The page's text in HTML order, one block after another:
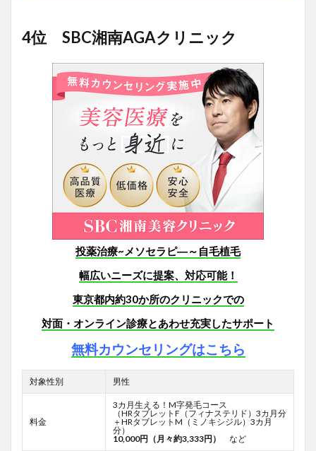
4位 SBC湘南AGAクリニック
投薬治療~メソセラピ―～自毛植毛
幅広いニーズに提案、対応可能！
東京都内約30か所のクリニックでの
対面・オンライン診療とあわせ充実したサポート
無料カウンセリングはこちら
対象性別 男性
料金
3カ月生える！M字発毛コース
（HRタブレットF （フィナステリド）3カ月分
＋HRタブレットM（ミノキシジル）3カ月
分）
10,000円（月々約3,333円） など